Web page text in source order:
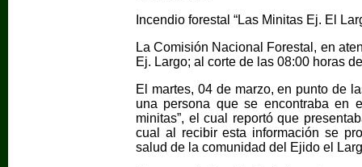
Incendio forestal “Las Minitas Ej. El
La Comisión Nacional Forestal, en
Ej. Largo; al corte de las 08:00 horas
El martes, 04 de marzo, en punto de
una persona que se encontraba en
minitas”, el cual reportó que
cual al recibir esta información se
salud de la comunidad del Ejido el